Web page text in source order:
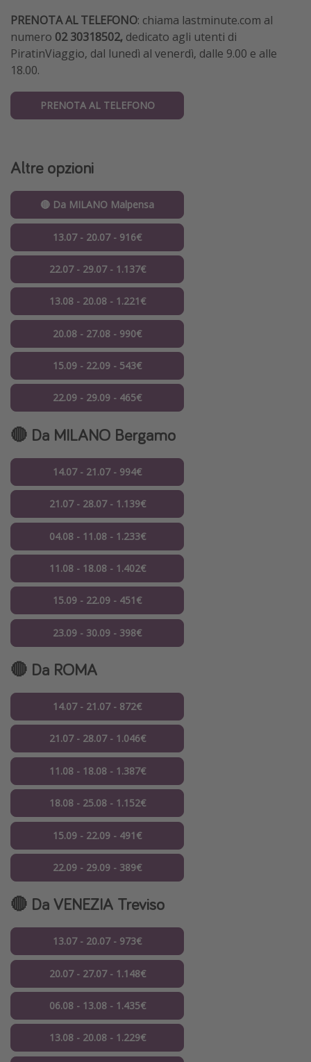
PRENOTA AL TELEFONO: chiama lastminute.com al
numero 02 30318502, dedicato agli utenti di
PiratinViaggio, dal lunedì al venerdì, dalle 9.00 e alle
18.00.
PRENOTA AL TELEFONO
Altre opzioni
🔴 Da MILANO Malpensa
13.07 - 20.07 - 916€
22.07 - 29.07 - 1.137€
13.08 - 20.08 - 1.221€
20.08 - 27.08 - 990€
15.09 - 22.09 - 543€
22.09 - 29.09 - 465€
🔴 Da MILANO Bergamo
14.07 - 21.07 - 994€
21.07 - 28.07 - 1.139€
04.08 - 11.08 - 1.233€
11.08 - 18.08 - 1.402€
15.09 - 22.09 - 451€
23.09 - 30.09 - 398€
🔴 Da ROMA
14.07 - 21.07 - 872€
21.07 - 28.07 - 1.046€
11.08 - 18.08 - 1.387€
18.08 - 25.08 - 1.152€
15.09 - 22.09 - 491€
22.09 - 29.09 - 389€
🔴 Da VENEZIA Treviso
13.07 - 20.07 - 973€
20.07 - 27.07 - 1.148€
06.08 - 13.08 - 1.435€
13.08 - 20.08 - 1.229€